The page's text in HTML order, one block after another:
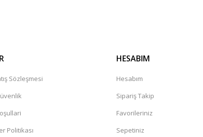
Sözleşmesi
Politikası
HESABIM
Hesabım
Sipariş Takip
Favorileriniz
Sepetiniz